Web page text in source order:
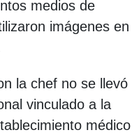
medios de
imágenes en
la chef no se llevó
vinculado a la
médico